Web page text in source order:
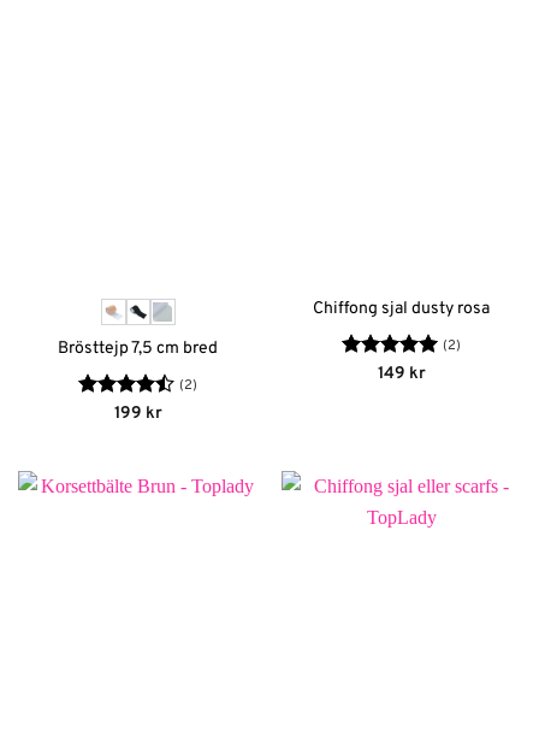
Brösttejp 7,5 cm bred
Betygsatt
(2)
199 kr
Chiffong sjal dusty rosa
Betygsatt5
(2)
149 kr